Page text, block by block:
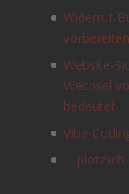
Widerruf-
vorbereiten
Website-
Wechsel
bedeutet
Vibe-
… plötzlich